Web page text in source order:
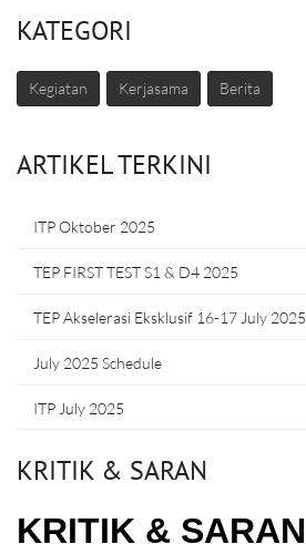
KATEGORI
Kegiatan Kerjasama Berita
ARTIKEL TERKINI
ITP Oktober 2025
TEP FIRST TEST S1 & D4 2025
TEP Akselerasi Eksklusif 16-17 July 2025
July 2025 Schedule
ITP July 2025
KRITIK & SARAN